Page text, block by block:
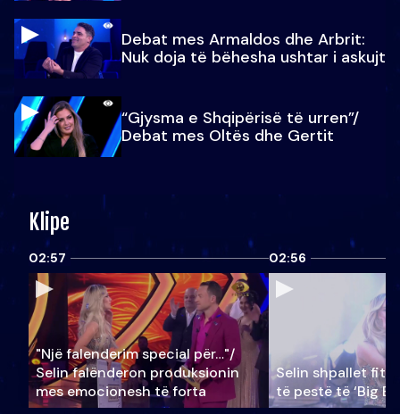
Debat mes Armaldos dhe Arbrit:
Nuk doja të bëhesha ushtar i askujt
“Gjysma e Shqipërisë të urren”/
Debat mes Oltës dhe Gertit
Klipe
02:57
"Një falenderim special për…"/
Selin falënderon produksionin
mes emocionesh të forta
02:56
Selin shpallet
të pestë të ‘Big